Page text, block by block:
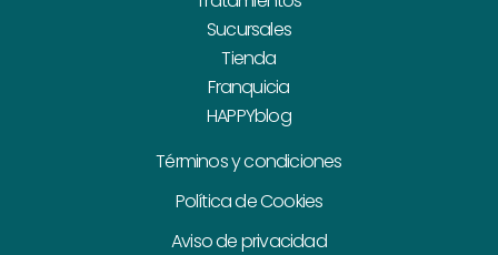
Sucursales
Tienda
Franquicia
HAPPYblog
Términos y condiciones
Política de Cookies
Aviso de privacidad